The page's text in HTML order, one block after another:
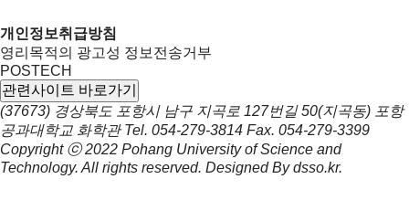
개인정보취급방침
영리목적의 광고성 정보전송거부
POSTECH
관련사이트 바로가기
(37673) 경상북도 포항시 남구 지곡로 127번길 50(지곡동) 포항
공과대학교 화학관 Tel. 054-279-3814 Fax. 054-279-3399
Copyright ⓒ 2022 Pohang University of Science and
Technology. All rights reserved. Designed Bydsso.kr.